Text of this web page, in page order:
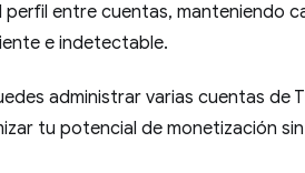
entre cuentas, manteniendo
e indetectable.
administrar varias cuentas de
tu potencial de monetización